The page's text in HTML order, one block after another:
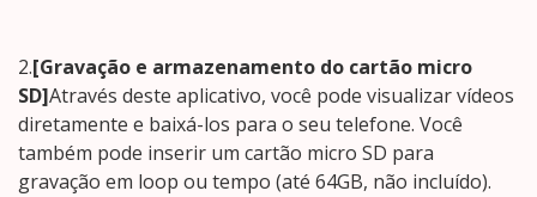
2.[Gravação e armazenamento do cartão micro
SD]Através deste aplicativo, você pode visualizar vídeos
diretamente e baixá-los para o seu telefone. Você
também pode inserir um cartão micro SD para
gravação em loop ou tempo (até 64GB, não incluído).